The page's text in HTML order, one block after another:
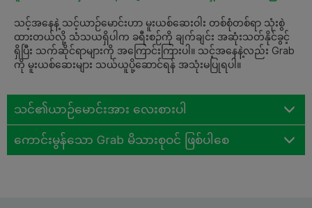
သင့်အနေနဲ့ သင့်ယာဉ်မောင်းဟာ မူးယစ်ဆေးဝါး တစ်စုံတစ်ရာ သုံးစွဲ
ထားတယ်လို့ သံသယရှိပါက ခရီးစဉ်ကို ချက်ချင်း အဆုံးသတ်နိုင်ခွင့်
ရှိပြီး သက်ဆိုင်ရာများကို အကြောင်းကြားပါ။ သင့်အနေနဲ့လည်း Grab
ကို မူးယစ်ဆေးများ သယ်ယူပို့ဆောင်ရန် အသုံးမပြုရပါ။
သင်၏ယာဉ်မောင်းအား လေးစားပါ
ကောင်းမွန်သော Grab မိသားစုဝင် ဖြစ်ပါစေ